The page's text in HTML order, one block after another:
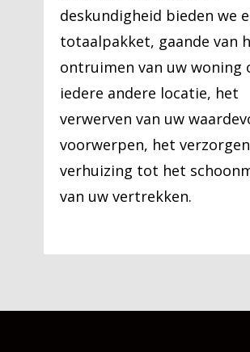
deskundigheid bieden we
totaalpakket, gaande van
ontruimen van uw woning
iedere andere locatie, het
verwerven van uw
voorwerpen, het
verhuizing tot het
van uw vertrekken.